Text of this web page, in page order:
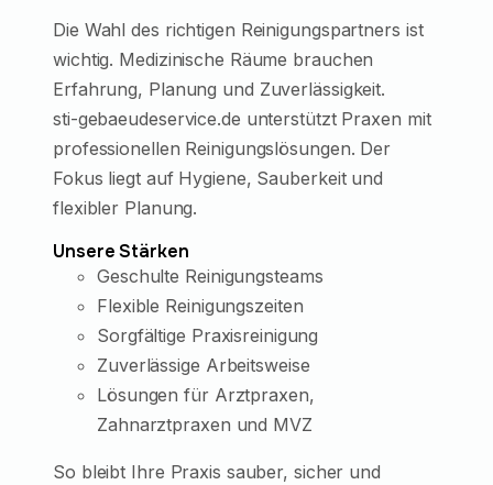
Die Wahl des richtigen Reinigungspartners ist
wichtig. Medizinische Räume brauchen
Erfahrung, Planung und Zuverlässigkeit.
sti-gebaeudeservice.de unterstützt Praxen mit
professionellen Reinigungslösungen. Der
Fokus liegt auf Hygiene, Sauberkeit und
flexibler Planung.
Unsere Stärken
Geschulte Reinigungsteams
Flexible Reinigungszeiten
Sorgfältige Praxisreinigung
Zuverlässige Arbeitsweise
Lösungen für Arztpraxen,
Zahnarztpraxen und MVZ
So bleibt Ihre Praxis sauber, sicher und